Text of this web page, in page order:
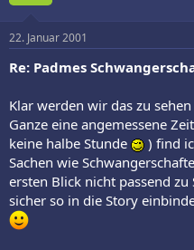
22. Januar 2001
Re: Padmes
Klar werden wir das zu
Ganze eine angemessene
keine halbe Stunde
) find
Sachen wie
ersten Blick nicht passend zu
sicher so in die Story